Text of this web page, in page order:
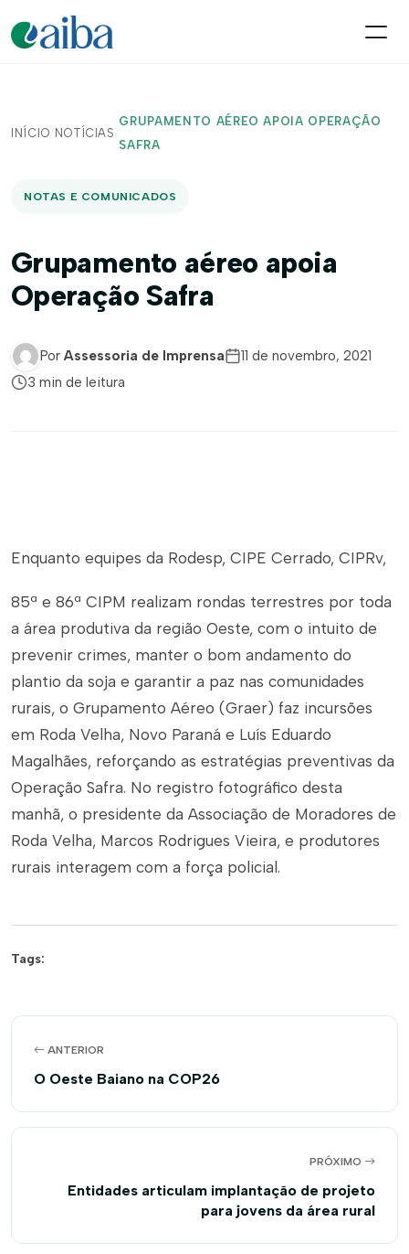
INÍCIO/ NOTÍCIAS /
GRUPAMENTO AÉREO APOIA OPERAÇÃO
SAFRA
NOTAS E COMUNICADOS
Grupamento aéreo apoia
Operação Safra
Por Assessoria de Imprensa
11 de novembro, 2021
3 min de leitura
Enquanto equipes da Rodesp, CIPE Cerrado, CIPRv,
85ª e 86ª CIPM realizam rondas terrestres por toda
a área produtiva da região Oeste, com o intuito de
prevenir crimes, manter o bom andamento do
plantio da soja e garantir a paz nas comunidades
rurais, o Grupamento Aéreo (Graer) faz incursões
em Roda Velha, Novo Paraná e Luís Eduardo
Magalhães, reforçando as estratégias preventivas da
Operação Safra. No registro fotográfico desta
manhã, o presidente da Associação de Moradores de
Roda Velha, Marcos Rodrigues Vieira, e produtores
rurais interagem com a força policial.
Tags:
ANTERIOR
O Oeste Baiano na COP26
PRÓXIMO
Entidades articulam implantação de projeto
para jovens da área rural